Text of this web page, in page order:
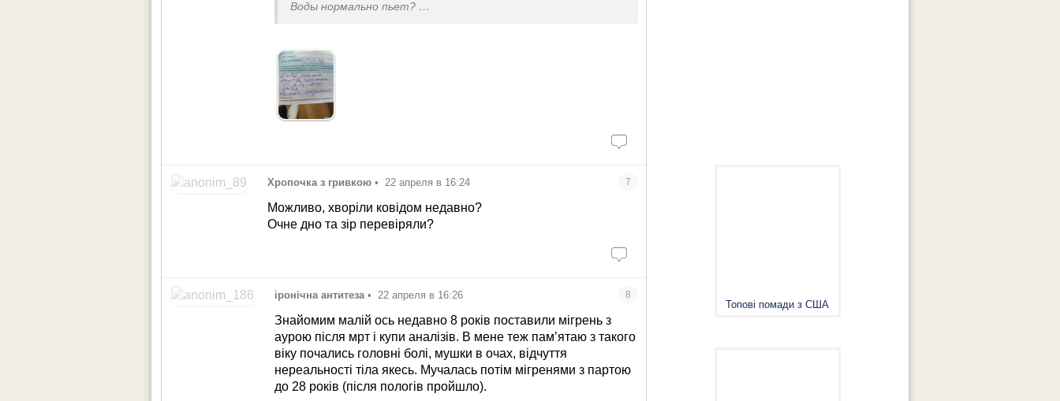
Воды нормально пьет?
Хропочка з гривкою • 22 апреля в 16:24 7
Можливо, хворіли ковідом недавно?
Очне дно та зір перевіряли?
іронічна антитеза • 22 апреля в 16:26 8
Знайомим малій ось недавно 8 років поставили мігрень з
аурою після мрт і купи аналізів. В мене теж памʼятаю з такого
віку почались головні болі, мушки в очах, відчуття
нереальності тіла якесь. Мучалась потім мігренями з партою
до 28 років (після пологів пройшло).
Топові помади з США